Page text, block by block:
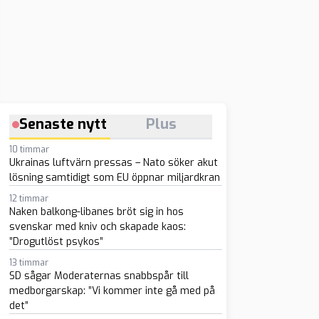
Senaste nytt Plus
10 timmar
Ukrainas luftvärn pressas – Nato söker akut
lösning samtidigt som EU öppnar miljardkran
12 timmar
Naken balkong-libanes bröt sig in hos
svenskar med kniv och skapade kaos:
”Drogutlöst psykos”
13 timmar
SD sågar Moderaternas snabbspår till
medborgarskap: ”Vi kommer inte gå med på
det”